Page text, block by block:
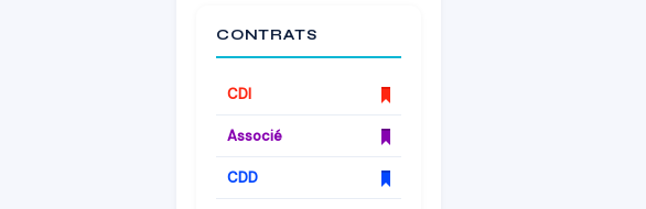
CONTRATS
CDI
Associé
CDD